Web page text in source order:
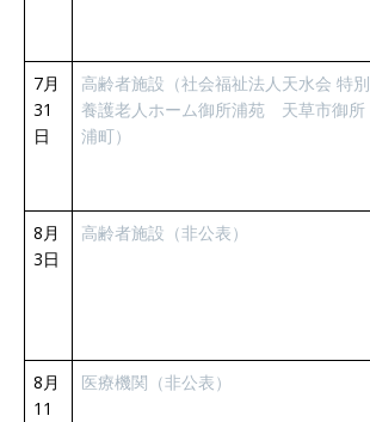
7月
31
日
高齢者施設（社会福祉法人天水会 特別
養護老人ホーム御所浦苑 天草市御所
浦町）
8月
3日
高齢者施設（非公表）
8月
11
医療機関（非公表）